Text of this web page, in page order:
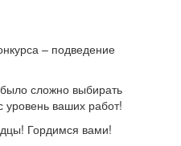
– подведение
сложно выбирать
уровень ваших работ!
Гордимся вами!